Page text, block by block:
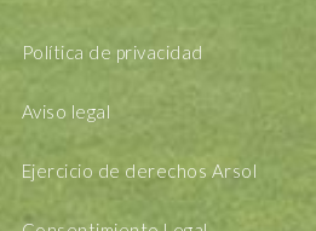
Política de privacidad
Aviso legal
Ejercicio de derechos Arsol